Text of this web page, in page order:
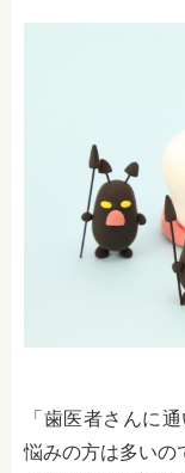
「歯医者さんに
悩みの方は多いの